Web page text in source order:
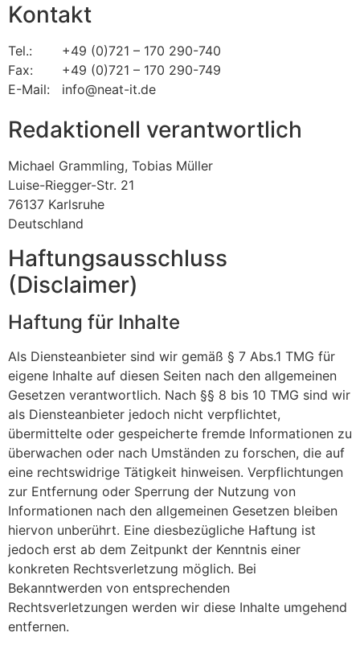
Kontakt
Tel.:
Fax:
E-Mail:
+49 (0)721 – 170 290-740
+49 (0)721 – 170 290-749
info@neat-it.de
Redaktionell verantwortlich
Michael Grammling, Tobias Müller
Luise-Riegger-Str. 21
76137 Karlsruhe
Deutschland
Haftungsausschluss
(Disclaimer)
Haftung für Inhalte
Als Diensteanbieter sind wir gemäß § 7 Abs.1 TMG für
eigene Inhalte auf diesen Seiten nach den allgemeinen
Gesetzen verantwortlich. Nach §§ 8 bis 10 TMG sind wir
als Diensteanbieter jedoch nicht verpflichtet,
übermittelte oder gespeicherte fremde Informationen zu
überwachen oder nach Umständen zu forschen, die auf
eine rechtswidrige Tätigkeit hinweisen. Verpflichtungen
zur Entfernung oder Sperrung der Nutzung von
Informationen nach den allgemeinen Gesetzen bleiben
hiervon unberührt. Eine diesbezügliche Haftung ist
jedoch erst ab dem Zeitpunkt der Kenntnis einer
konkreten Rechtsverletzung möglich. Bei
Bekanntwerden von entsprechenden
Rechtsverletzungen werden wir diese Inhalte umgehend
entfernen.